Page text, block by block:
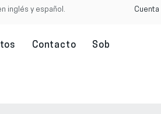
inglés y español. Cuenta
Contacto Sobre nosotros